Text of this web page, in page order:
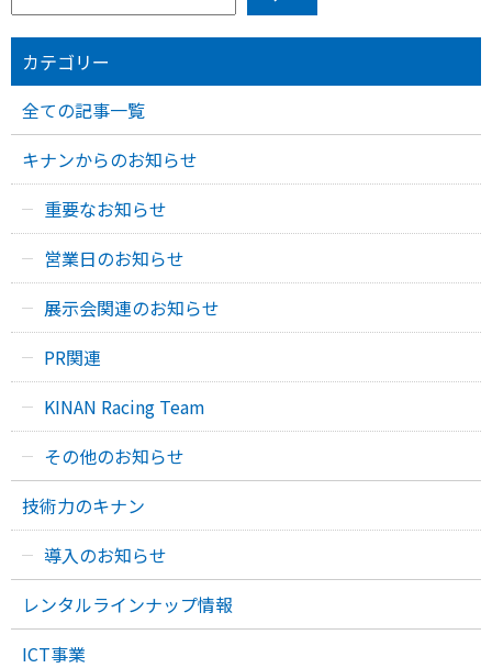
カテゴリー
全ての記事一覧
キナンからのお知らせ
重要なお知らせ
営業日のお知らせ
展示会関連のお知らせ
PR関連
KINAN Racing Team
その他のお知らせ
技術力のキナン
導入のお知らせ
レンタルラインナップ情報
ICT事業